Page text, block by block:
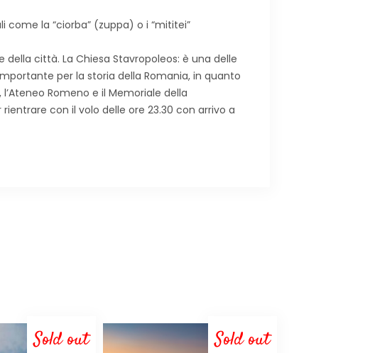
la “ciorba” (zuppa) o i “mititei”
città. La Chiesa Stavropoleos: è una delle
per la storia della Romania, in quanto
Romeno e il Memoriale della
con il volo delle ore 23.30 con arrivo a
Sold out Sold out